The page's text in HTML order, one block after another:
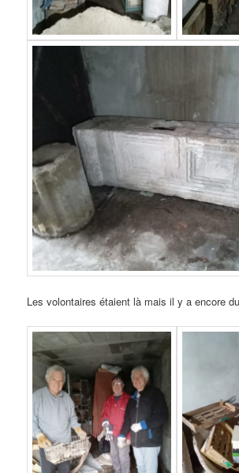
Les volontaires étaient là mais il y a encore